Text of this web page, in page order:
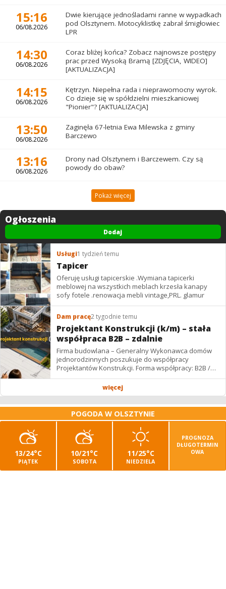
15:16
06/08.2026
Dwie kierujące jednośladami ranne w wypadkach
pod Olsztynem. Motocyklistkę zabrał śmigłowiec
LPR
14:30
06/08.2026
Coraz bliżej końca? Zobacz najnowsze postępy
prac przed Wysoką Bramą [ZDJĘCIA, WIDEO]
[AKTUALIZACJA]
14:15
06/08.2026
Kętrzyn. Niepełna rada i nieprawomocny wyrok.
Co dzieje się w spółdzielni mieszkaniowej
"Pionier"? [AKTUALIZACJA]
13:50
06/08.2026
Zaginęła 67-letnia Ewa Milewska z gminy
Barczewo
13:16
06/08.2026
Drony nad Olsztynem i Barczewem. Czy są
powody do obaw?
Pokaż więcej
Ogłoszenia
Dodaj
Usługi1 tydzień temu
Tapicer
Oferuję usługi tapicerskie .Wymiana tapicerki
meblowej na wszystkich meblach krzesła kanapy
sofy fotele .renowacja mebli vintage,PRL. glamur
Dam pracę2 tygodnie temu
Projektant Konstrukcji (k/m) – stała
współpraca B2B – zdalnie
Firma budowlana – Generalny Wykonawca domów
jednorodzinnych poszukuje do współpracy
Projektantów Konstrukcji. Forma współpracy: B2B /
podwykonawstwo – zdalnie. Wynagrodzenie: ✔
więcej
POGODA W OLSZTYNIE
13/24°C
PIĄTEK
10/21°C
SOBOTA
11/25°C
NIEDZIELA
PROGNOZA
DŁUGOTERMIN
OWA